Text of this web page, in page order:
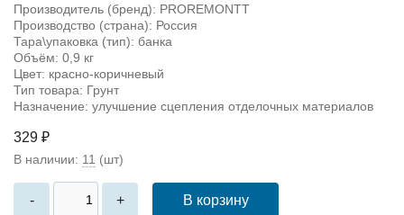
Производитель (бренд): PROREMONTT
Производство (страна): Россия
Тара\упаковка (тип): банка
Объём: 0,9 кг
Цвет: красно-коричневый
Тип товара: Грунт
Назначение: улучшение сцепления отделочных материалов
329 ₽
В наличии: 11 (шт)
- + В корзину